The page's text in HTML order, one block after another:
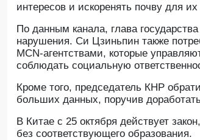
интересов и искоренять почву для
По данным канала, глава
нарушения. Си Цзиньпин также
MCN-агентствами, которые
соблюдать социальную
Кроме того, председатель КНР
больших данных, поручив
В Китае с 25 октября действует
без соответствующего образования.